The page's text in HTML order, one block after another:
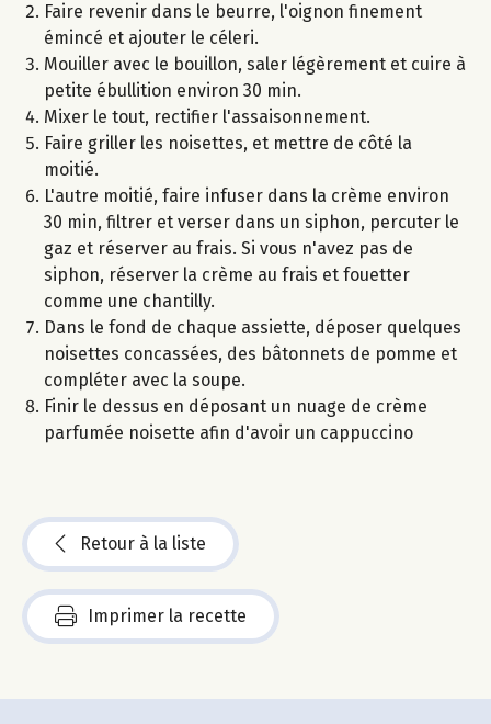
Faire revenir dans le beurre, l'oignon finement
émincé et ajouter le céleri.
Mouiller avec le bouillon, saler légèrement et cuire à
petite ébullition environ 30 min.
Mixer le tout, rectifier l'assaisonnement.
Faire griller les noisettes, et mettre de côté la
moitié.
L'autre moitié, faire infuser dans la crème environ
30 min, filtrer et verser dans un siphon, percuter le
gaz et réserver au frais. Si vous n'avez pas de
siphon, réserver la crème au frais et fouetter
comme une chantilly.
Dans le fond de chaque assiette, déposer quelques
noisettes concassées, des bâtonnets de pomme et
compléter avec la soupe.
Finir le dessus en déposant un nuage de crème
parfumée noisette afin d'avoir un cappuccino
Retour à la liste
Imprimer la recette